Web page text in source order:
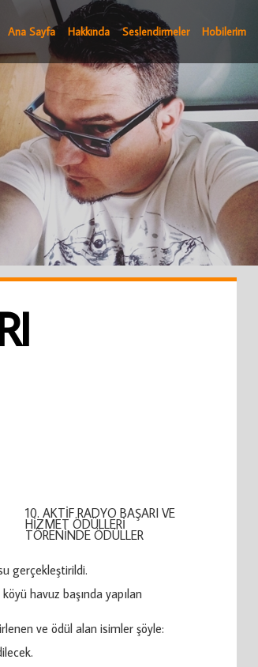
Ana Sayfa Hakkında Seslendirmeler Hobilerim
10. AKTİF RADYO BAŞARI VE
HİZMET ÖDÜLLERİ
TÖRENİNDE ÖDÜLLER
gerçekleştirildi.
havuz başında yapılan
ve ödül alan isimler şöyle: